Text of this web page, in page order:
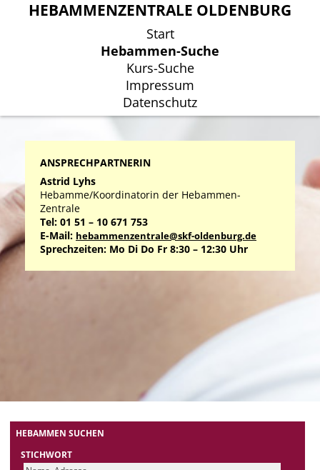
HEBAMMENZENTRALE OLDENBURG
Start
Hebammen-Suche
Kurs-Suche
Impressum
Datenschutz
HEBAMMENZENTRALE OLDENBURG
Start
Hebammen-Suche
Kurs-Suche
Impressum
Datenschutz
ANSPRECHPARTNERIN
Astrid Lyhs
Hebamme/Koordinatorin der Hebammen-
Zentrale
Tel: 01 51 – 10 671 753
E-Mail: hebammenzentrale@skf-oldenburg.de
Sprechzeiten: Mo Di Do Fr 8:30 – 12:30 Uhr
HEBAMMEN SUCHEN
STICHWORT